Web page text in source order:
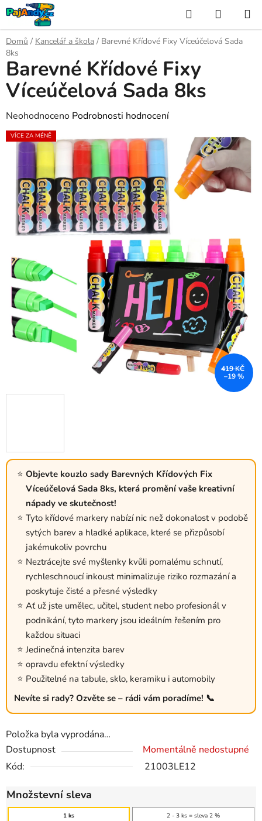
Přejít
na
obsah
Hledat
KOŠÍK
Domů / Kancelář a škola / Barevné Křídové Fixy Víceúčelová Sada
8ks
Objevte kouzlo sady Barevných Křídových Fix
Víceúčelová Sada 8ks, která promění vaše kreativní
nápady ve skutečnost!
Tyto křídové markery nabízí nic než dokonalost v podobě
sytých barev a hladké aplikace, které se přizpůsobí
jakémukoliv povrchu
Neztrácejte své myšlenky kvůli pomalému schnutí,
rychleschnoucí inkoust minimalizuje riziko rozmazání a
poskytuje čisté a přesné výsledky
Ať už jste umělec, učitel, student nebo profesionál v
podnikání, tyto markery jsou ideálním řešením pro
každou situaci
Jedinečná intenzita barev
opravdu efektní výsledky
Použitelné na tabule, sklo, keramiku i automobily
Nevíte si rady? Ozvěte se – rádi vám poradíme! 📞
Položka byla vyprodána…
Dostupnost
Momentálně nedostupné
Kód:
21003LE12
Množstevní sleva
1 ks 2 - 3 ks = sleva 2 %
Barevné Křídové Fixy
Víceúčelová Sada 8ks
Průměrné
hodnocení
produktu
0,0
hvězdiček.
Neohodnoceno Podrobnosti hodnocení
VÍCE ZA MÉNĚ
419 KČ
–19 %